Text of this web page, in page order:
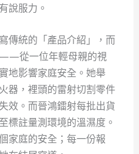
說服力。
傳統的「產品介紹」，而
從一位年輕母親的視
地影響家庭安全。她舉
器，裡頭的雷射切割零件
效。而晉鴻鐳射每批出貨
標註量測環境的溫濕度。
家庭的安全；每一份報